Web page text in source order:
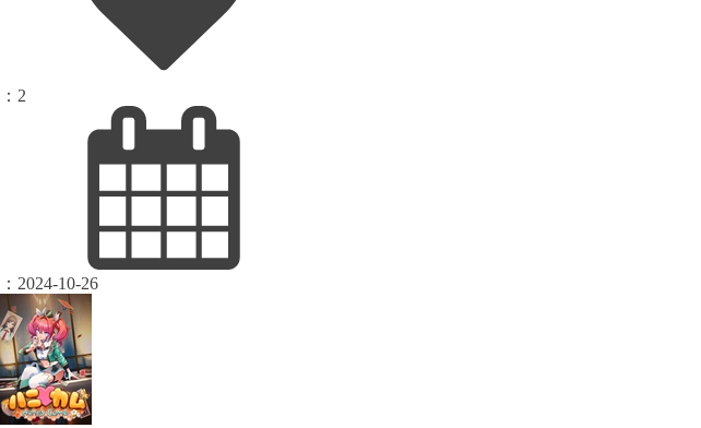
： 2
： 2024-10-26